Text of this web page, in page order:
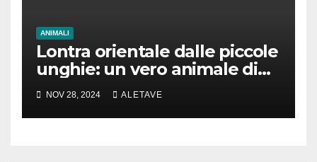
ANIMALI
Lontra orientale dalle piccole
unghie: un vero animale di
cui parlare
NOV 28, 2024 ALETAVE